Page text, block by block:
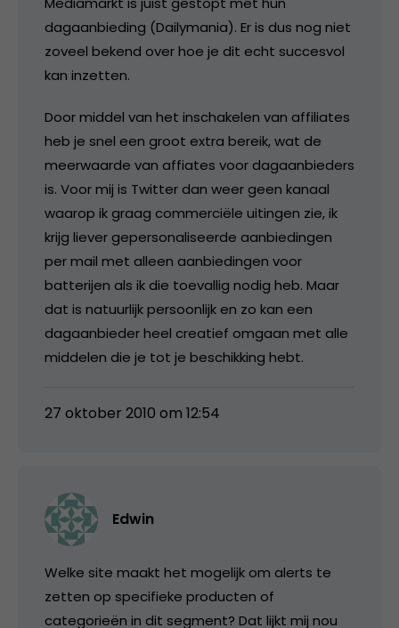
dagaanbieding (Dailymania). Er is dus nog niet
zoveel bekend over hoe je dit echt succesvol
kan inzetten.
Door middel van het inschakelen van affiliates
heb je snel een groot extra bereik, wat de
meerwaarde van affiates voor dagaanbieders
is. Voor mij is Twitter dan weer geen kanaal
waarop ik graag commerciële uitingen zie, ik
krijg liever gepersonaliseerde aanbiedingen
per mail met alleen aanbiedingen voor
batterijen als ik die toevallig nodig heb. Maar
dat is natuurlijk persoonlijk en zo kan een
dagaanbieder heel creatief omgaan met alle
middelen die je tot je beschikking hebt.
27 oktober 2010 om 12:54
Edwin
Welke site maakt het mogelijk om alerts te
zetten op specifieke producten of
categorieën in dit segment? Dat lijkt mij nou